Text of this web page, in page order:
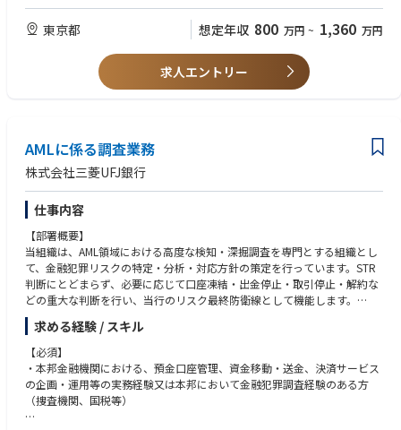
・広告・勧誘資料審査
・コンプライアンス・プログラムの策定・運用・報告
・リスク管理計画の策定・運用・報告
・全社的リスクモニタリングの推進・整備
・コンプライアンス研修の企画・実施・報告
業、投資一任代理業、宅地建物取引業）
■歓迎要件
・不動産ファンド運用会社でのコンプライアンス業務経験
・運用会社の新規設立、許認可取得経験
・当局検査対応経験
・AML/CFT、KYC、反社チェック業務経験
■歓迎資格
・不動産証券化マスター
・宅地建物取引士
・ビル経営管理士
・証券アナリスト
・その他不動産・金融関連資格
■想定する人物像
・金融商品取引法、不動産ファンド、不動産証券化、ストラクチャードフ
ァイナンス等に関する知見を有する方
・コンプライアンス・リスク管理を、単なるチェック機能ではなく事業の
健全な成長を支える機能として捉えられる方
・フロント部門、管理部門、外部専門家等と建設的なコミュニケーション
を行いながら、実務的な解決策を導ける方
・法令や規程を形式的に適用するだけでなく、その趣旨や投資家保護の観
点を踏まえて判断できる方
・既存の枠組みにとらわれず、体制整備や業務改善に主体的に取り組める
東京都 想定年収 800 万円 ~ 1,360 万円
求人エントリー
AMLに係る調査業務
株式会社三菱UFJ銀行
仕事内容
【部署概要】
当組織は、AML領域における高度な検知・深掘調査を専門とする組織とし
て、金融犯罪リスクの特定・分析・対応方針の策定を行っています。STR
判断にとどまらず、必要に応じて口座凍結・出金停止・取引停止・解約な
どの重大な判断を行い、当行のリスク最終防衛線として機能します。
また、米国HQのグローバルI&A組織と密に連携し、グローバル基準での対
応も求められます。
【業務内容】
①AMLに関する検知の高度化および深掘調査
・システム検知・外部情報・行内データ分析を組み合わせた、マネーロー
ンダリング等の金融犯罪リスクの特定・評価
求める経験 / スキル
【必須】
・本邦金融機関における、預金口座管理、資金移動・送金、決済サービス
の企画・運用等の実務経験又は本邦において金融犯罪調査経験のある方
（捜査機関、国税等）